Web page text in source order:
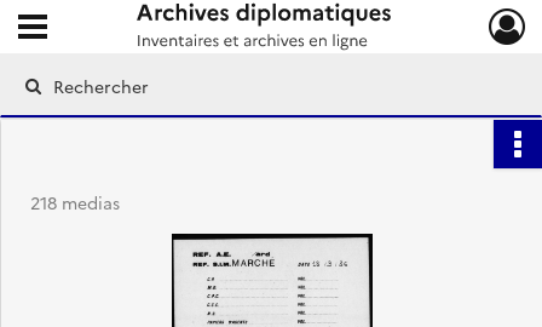
Archives diplomatiques
Ouvrir le menu déroulant
218 medias